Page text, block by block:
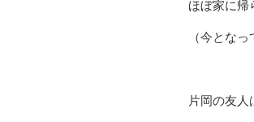
ほぼ家に帰
（今とな
片岡の友